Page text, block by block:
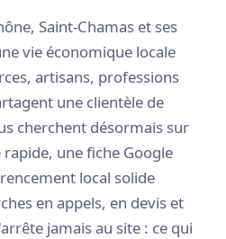
Saint-Chamas et ses
vie économique locale
artisans, professions
une clientèle de
cherchent désormais sur
une fiche Google
local solide
en appels, en devis et
jamais au site : ce qui